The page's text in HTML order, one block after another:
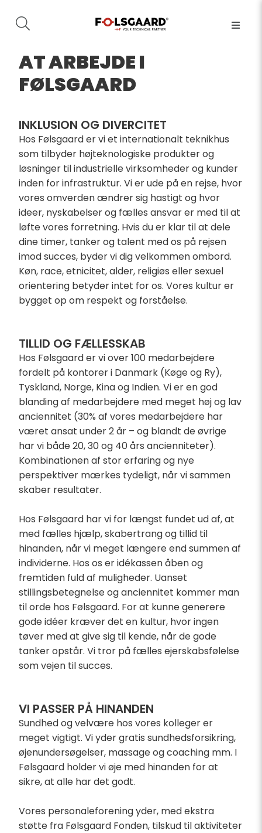
AT ARBEJDE I
FØLSGAARD
INKLUSION OG DIVERCITET
Hos Følsgaard er vi et internationalt teknikhus
som tilbyder højteknologiske produkter og
løsninger til industrielle virksomheder og kunder
inden for infrastruktur. Vi er ude på en rejse, hvor
vores omverden ændrer sig hastigt og hvor
ideer, nyskabelser og fælles ansvar er med til at
løfte vores forretning. Hvis du er klar til at dele
dine timer, tanker og talent med os på rejsen
imod succes, byder vi dig velkommen ombord.
Køn, race, etnicitet, alder, religiøs eller sexuel
orientering betyder intet for os. Vores kultur er
bygget op om respekt og forståelse.
TILLID OG FÆLLESSKAB
Hos Følsgaard er vi over 100 medarbejdere
fordelt på kontorer i Danmark (Køge og Ry),
Tyskland, Norge, Kina og Indien. Vi er en god
blanding af medarbejdere med meget høj og lav
anciennitet (30% af vores medarbejdere har
været ansat under 2 år – og blandt de øvrige
har vi både 20, 30 og 40 års ancienniteter).
Kombinationen af stor erfaring og nye
perspektiver mærkes tydeligt, når vi sammen
skaber resultater.
Hos Følsgaard har vi for længst fundet ud af, at
med fælles hjælp, skabertrang og tillid til
hinanden, når vi meget længere end summen af
individerne. Hos os er idékassen åben og
fremtiden fuld af muligheder. Uanset
stillingsbetegnelse og anciennitet kommer man
til orde hos Følsgaard. For at kunne generere
gode idéer kræver det en kultur, hvor ingen
tøver med at give sig til kende, når de gode
tanker opstår. Vi tror på fælles ejerskabsfølelse
som vejen til succes.
VI PASSER PÅ HINANDEN
Sundhed og velvære hos vores kolleger er
meget vigtigt. Vi yder gratis sundhedsforsikring,
øjenundersøgelser, massage og coaching mm. I
Følsgaard holder vi øje med hinanden for at
sikre, at alle har det godt.
Vores personaleforening yder, med ekstra
støtte fra Følsgaard Fonden, tilskud til aktiviteter